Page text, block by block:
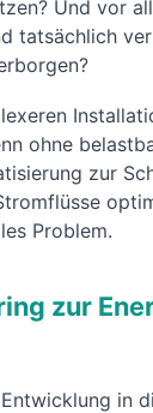
Und vor
tatsächlich
ohne
zur
Problem.
zur
in